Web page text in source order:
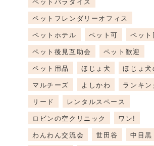
ペットフレンダリーオフィス
ペットホテル
ペット可
ペット
ペット後見互助会
ペット歓迎
ペット用品
ほじょ犬
ほじょ犬
マルチーズ
よしかわ
ランキン
リード
レンタルスペース
ロビンの空クリニック
ワン!
わんわん交流会
世田谷
中目黒